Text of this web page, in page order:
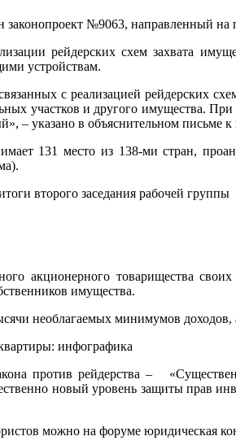
№9063, направленный на
рейдерских схем захвата
устройствам.
с реализацией рейдерских
участков и другого имущества.
– указано в объяснительном письме
131 место из 138-ми стран,
второго заседания рабочей группы
акционерного товарищества
имущества.
необлагаемых минимумов
инфографика
против рейдерства –
новый уровень защиты прав
можно на форуме юридическая